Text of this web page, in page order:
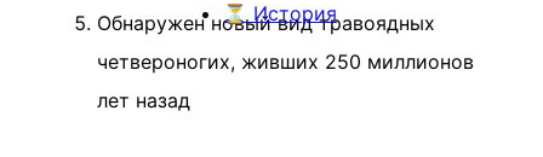
⏳ История
Обнаружен новый вид травоядных
четвероногих, живших 250 миллионов
лет назад